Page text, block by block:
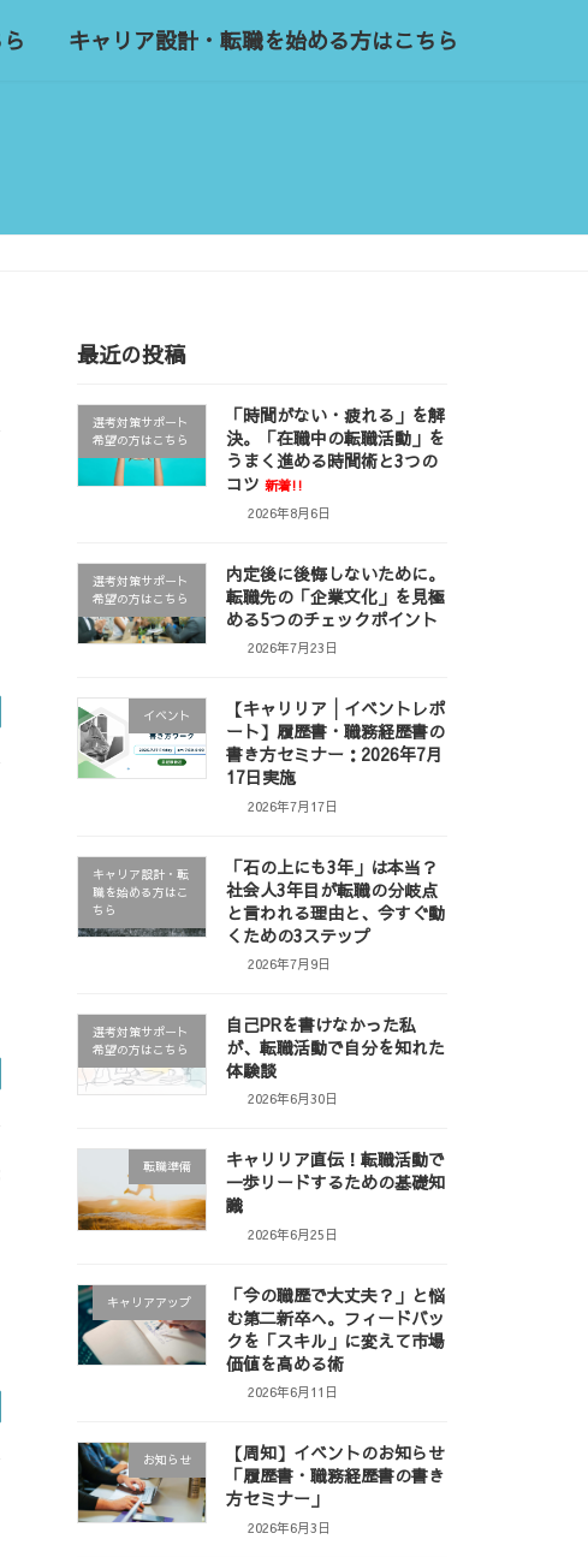
キャリア設計・転職を始める方はこちら
最近の投稿
選考対策サポート
希望の方はこちら
「時間がない・疲れる」を解
決。「在職中の転職活動」を
うまく進める時間術と3つの
コツ 新着!!
2026年8月6日
選考対策サポート
希望の方はこちら
内定後に後悔しないために。
転職先の「企業文化」を見極
める5つのチェックポイント
2026年7月23日
イベント
【キャリリア│イベントレポ
ート】履歴書・職務経歴書の
書き方セミナー：2026年7月
17日実施
2026年7月17日
キャリア設計・転
職を始める方はこ
ちら
「石の上にも3年」は本当？
社会人3年目が転職の分岐点
と言われる理由と、今すぐ動
くための3ステップ
2026年7月9日
選考対策サポート
希望の方はこちら
自己PRを書けなかった私
が、転職活動で自分を知れた
体験談
2026年6月30日
転職準備
キャリリア直伝！転職活動で
一歩リードするための基礎知
識
2026年6月25日
キャリアアップ
「今の職歴で大丈夫？」と悩
む第二新卒へ。フィードバッ
クを「スキル」に変えて市場
価値を高める術
2026年6月11日
お知らせ
【周知】イベントのお知らせ
「履歴書・職務経歴書の書き
方セミナー」
2026年6月3日